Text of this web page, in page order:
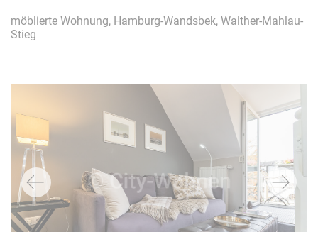
möblierte Wohnung, Hamburg-Wandsbek, Walther-Mahlau-
Stieg